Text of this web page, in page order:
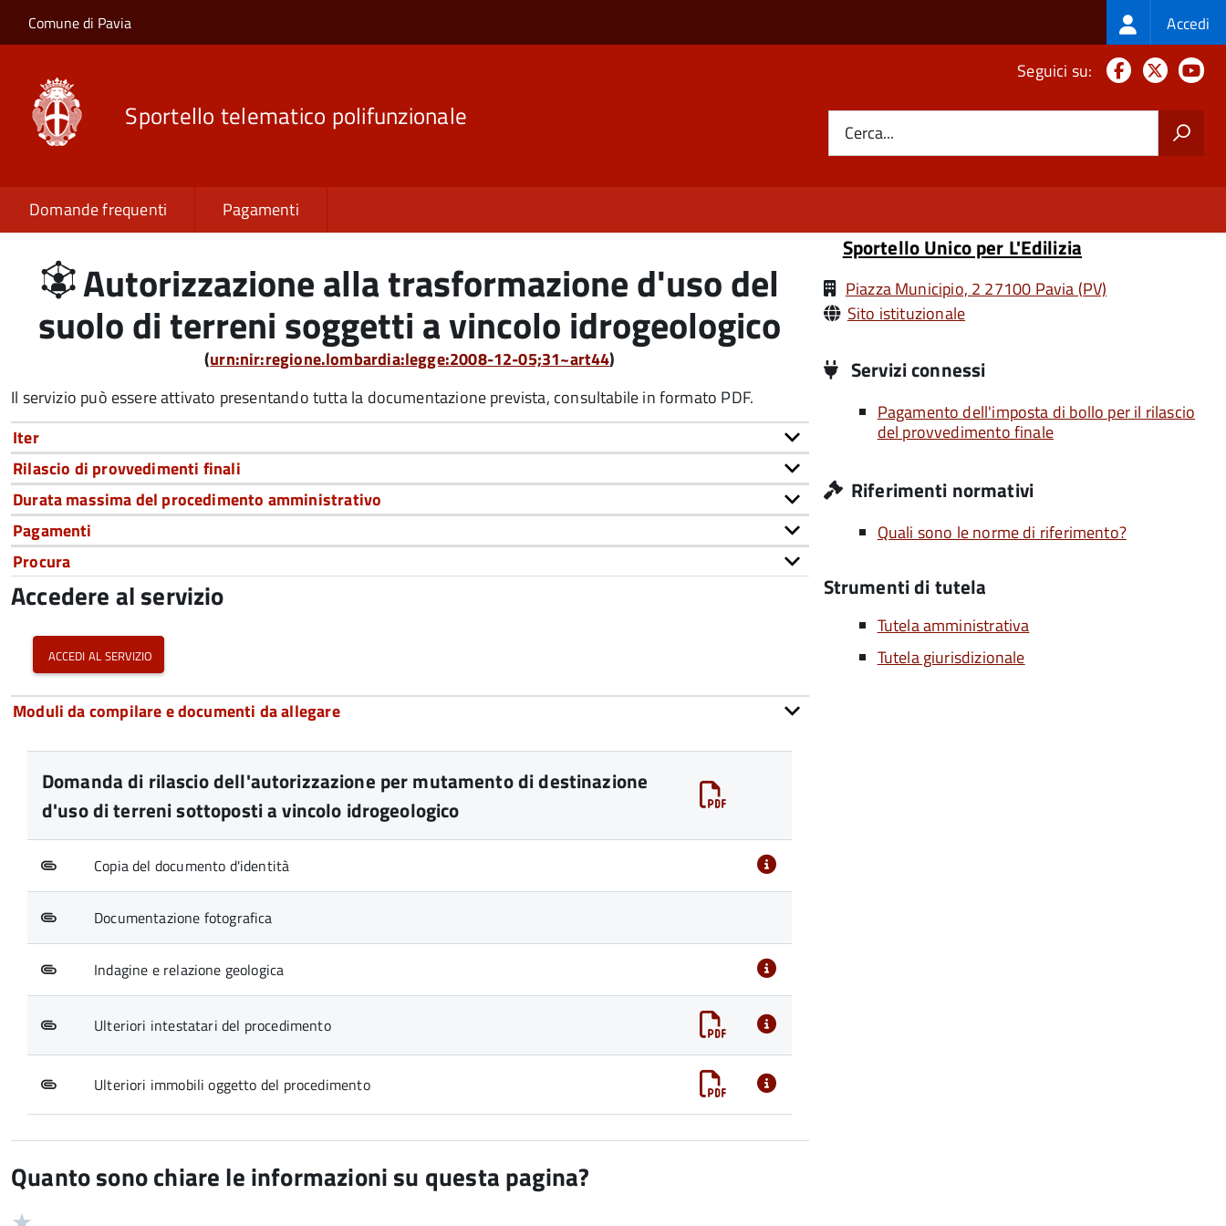
Salta al contenuto principale
Skip to site navigation
Comune di Pavia Login
menu
Accedi
Sportello telematico polifunzionale
Seguici su: Facebook
X
Cerca...
Domande frequenti Pagamenti
Autorizzazione alla trasformazione d'uso del
suolo di terreni soggetti a vincolo idrogeologico
(urn:nir:regione.lombardia:legge:2008-12-05;31~art44)
Il servizio può essere attivato presentando tutta la documentazione prevista, consultabile in formato PDF.
Iter
Rilascio di provvedimenti finali
Durata massima del procedimento amministrativo
Pagamenti
Procura
Accedere al servizio
accedi al servizio
Moduli da compilare e documenti da allegare
Domanda di rilascio dell'autorizzazione per mutamento di destinazione
d'uso di terreni sottoposti a vincolo idrogeologico
Copia del documento d'identità
Documentazione fotografica
Indagine e relazione geologica
Ulteriori intestatari del procedimento
Ulteriori immobili oggetto del procedimento
Quanto sono chiare le informazioni su questa pagina?
Valutazione
Sportello Unico per L'Edilizia
Piazza Municipio, 2 27100 Pavia (PV)
Sito istituzionale
Servizi connessi
Pagamento dell'imposta di bollo per il rilascio
del provvedimento finale
Riferimenti normativi
Quali sono le norme di riferimento?
Strumenti di tutela
Tutela amministrativa
Tutela giurisdizionale